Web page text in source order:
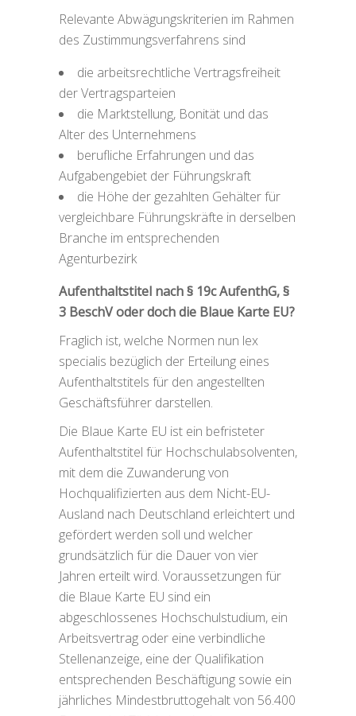
Relevante Abwägungskriterien im Rahmen
des Zustimmungsverfahrens sind
die arbeitsrechtliche Vertragsfreiheit
der Vertragsparteien
die Marktstellung, Bonität und das
Alter des Unternehmens
berufliche Erfahrungen und das
Aufgabengebiet der Führungskraft
die Höhe der gezahlten Gehälter für
vergleichbare Führungskräfte in derselben
Branche im entsprechenden
Agenturbezirk
Aufenthaltstitel nach § 19c AufenthG, §
3 BeschV oder doch die Blaue Karte EU?
Fraglich ist, welche Normen nun lex
specialis bezüglich der Erteilung eines
Aufenthaltstitels für den angestellten
Geschäftsführer darstellen.
Die Blaue Karte EU ist ein befristeter
Aufenthaltstitel für Hochschulabsolventen,
mit dem die Zuwanderung von
Hochqualifizierten aus dem Nicht-EU-
Ausland nach Deutschland erleichtert und
gefördert werden soll und welcher
grundsätzlich für die Dauer von vier
Jahren erteilt wird. Voraussetzungen für
die Blaue Karte EU sind ein
abgeschlossenes Hochschulstudium, ein
Arbeitsvertrag oder eine verbindliche
Stellenanzeige, eine der Qualifikation
entsprechenden Beschäftigung sowie ein
jährliches Mindestbruttogehalt von 56.400